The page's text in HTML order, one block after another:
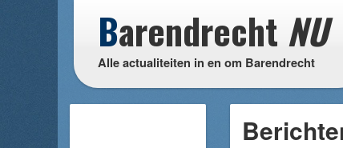
Barendrecht NU
Alle actualiteiten in en om Barendrecht